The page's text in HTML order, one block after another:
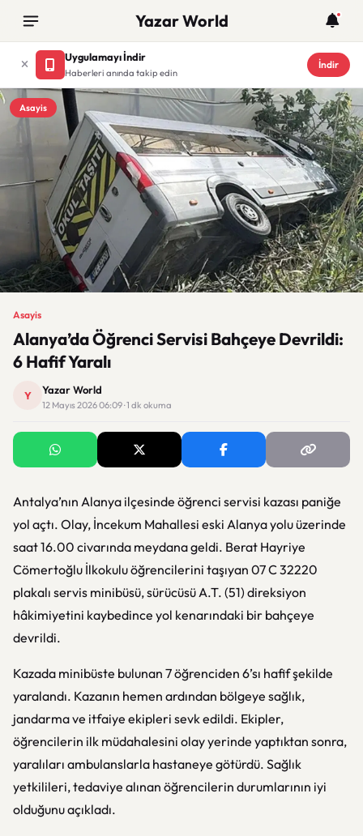
Yazar World
Uygulamayı İndir
Haberleri anında takip edin
İndir
Asayis
Asayis
Alanya’da Öğrenci Servisi Bahçeye Devrildi:
6 Hafif Yaralı
Y Yazar World
12 Mayıs 2026 06:09 · 1 dk okuma
Antalya’nın Alanya ilçesinde öğrenci servisi kazası paniğe
yol açtı. Olay, İncekum Mahallesi eski Alanya yolu üzerinde
saat 16.00 civarında meydana geldi. Berat Hayriye
Cömertoğlu İlkokulu öğrencilerini taşıyan 07 C 32220
plakalı servis minibüsü, sürücüsü A.T. (51) direksiyon
hâkimiyetini kaybedince yol kenarındaki bir bahçeye
devrildi.
Kazada minibüste bulunan 7 öğrenciden 6’sı hafif şekilde
yaralandı. Kazanın hemen ardından bölgeye sağlık,
jandarma ve itfaiye ekipleri sevk edildi. Ekipler,
öğrencilerin ilk müdahalesini olay yerinde yaptıktan sonra,
yaralıları ambulanslarla hastaneye götürdü. Sağlık
yetkilileri, tedaviye alınan öğrencilerin durumlarının iyi
olduğunu açıkladı.